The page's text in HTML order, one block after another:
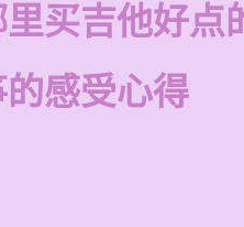
买吉他好点
感受心得